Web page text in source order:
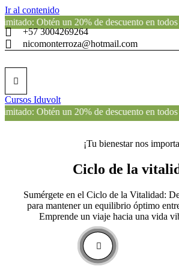
Ir al contenido
un 20% de descuento en todos nuestros
+57 3004269264
nicomonterroza@hotmail.com
Cursos Iduvolt
un 20% de descuento en todos nuestros
¡Tu bienestar nos
Ciclo de la
Sumérgete en el Ciclo de la Vitalidad:
para mantener un equilibrio óptimo
Emprende un viaje hacia una vida